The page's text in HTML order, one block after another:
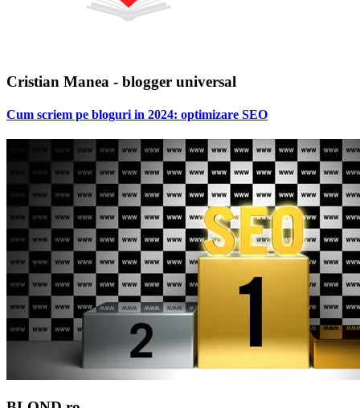
Cristian Manea - blogger universal
Cum scriem pe bloguri in 2024: optimizare SEO